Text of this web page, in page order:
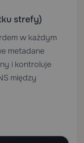
strefy)
w każdym
metadane
i kontroluje
między